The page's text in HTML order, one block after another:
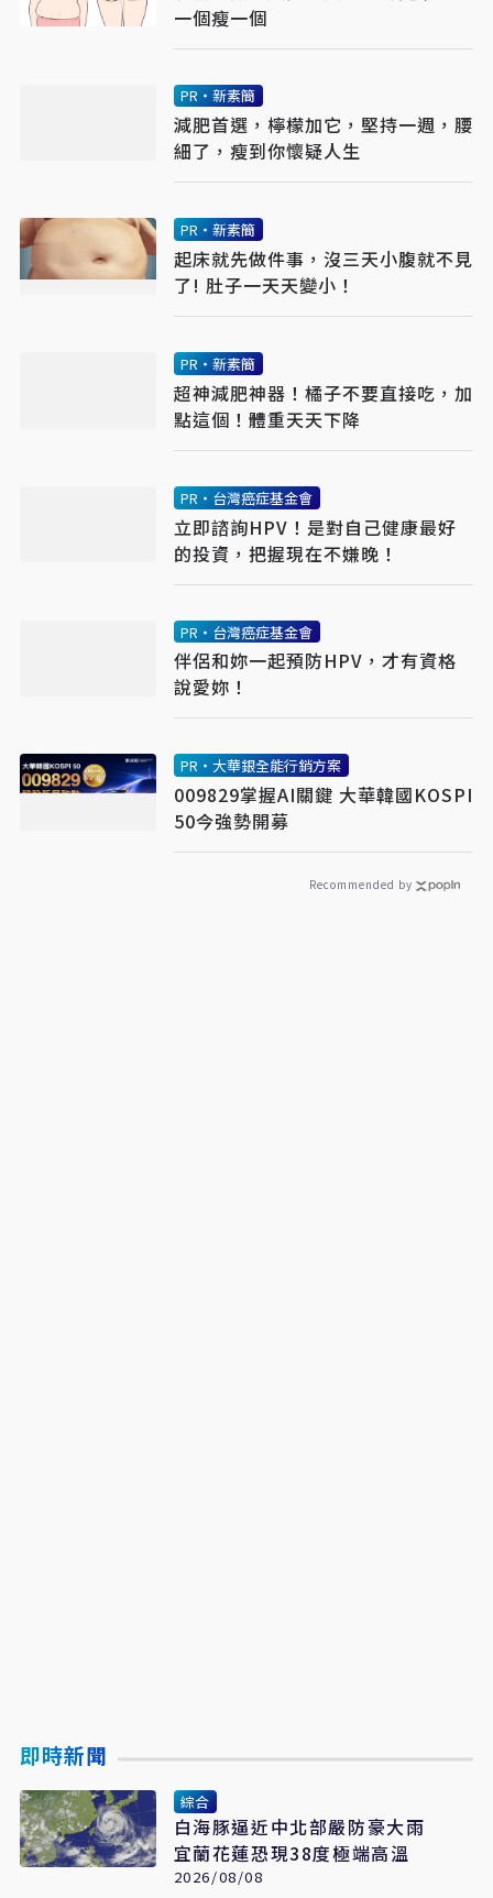
一個瘦一個
PR・新素簡
減肥首選，檸檬加它，堅持一週，腰
細了，瘦到你懷疑人生
PR・新素簡
起床就先做件事，沒三天小腹就不見
了! 肚子一天天變小！
PR・新素簡
超神減肥神器！橘子不要直接吃，加
點這個！體重天天下降
PR・台灣癌症基金會
立即諮詢HPV！是對自己健康最好
的投資，把握現在不嫌晚！
PR・台灣癌症基金會
伴侶和妳一起預防HPV，才有資格
說愛妳！
PR・大華銀全能行銷方案
009829掌握AI關鍵 大華韓國KOSPI
50今強勢開募
Recommended by
即時新聞
綜合
白海豚逼近中北部嚴防豪大雨
宜蘭花蓮恐現38度極端高溫
2026/08/08